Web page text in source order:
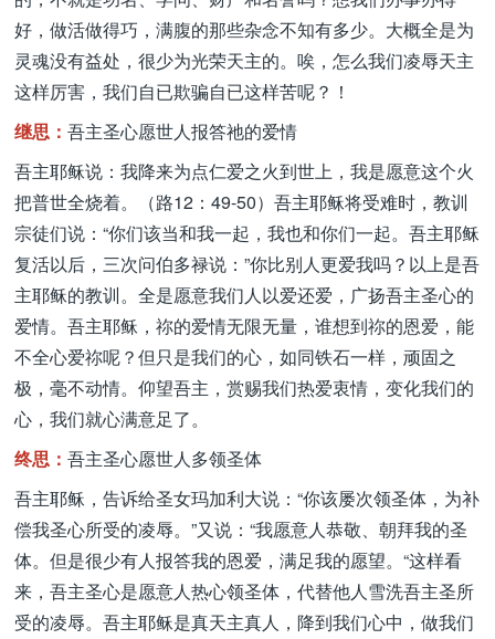
好，做活做得巧，满腹的那些杂念不知有多少。大概全是为
灵魂没有益处，很少为光荣天主的。唉，怎么我们凌辱天主
这样厉害，我们自已欺骗自已这样苦呢？！
继思： 吾主圣心愿世人报答祂的爱情
吾主耶稣说：我降来为点仁爱之火到世上，我是愿意这个火
把普世全烧着。（路12：49-50）吾主耶稣将受难时，教训
宗徒们说：“你们该当和我一起，我也和你们一起。吾主耶稣
复活以后，三次问伯多禄说：”你比别人更爱我吗？以上是吾
主耶稣的教训。全是愿意我们人以爱还爱，广扬吾主圣心的
爱情。吾主耶稣，祢的爱情无限无量，谁想到祢的恩爱，能
不全心爱祢呢？但只是我们的心，如同铁石一样，顽固之
极，毫不动情。仰望吾主，赏赐我们热爱衷情，变化我们的
心，我们就心满意足了。
终思： 吾主圣心愿世人多领圣体
吾主耶稣，告诉给圣女玛加利大说：“你该屡次领圣体，为补
偿我圣心所受的凌辱。”又说：“我愿意人恭敬、朝拜我的圣
体。但是很少有人报答我的恩爱，满足我的愿望。“这样看
来，吾主圣心是愿意人热心领圣体，代替他人雪洗吾主圣所
受的凌辱。吾主耶稣是真天主真人，降到我们心中，做我们